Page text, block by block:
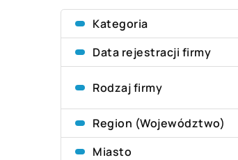
Kategoria
Data rejestracji firmy
Rodzaj firmy
Region (Województwo)
Miasto